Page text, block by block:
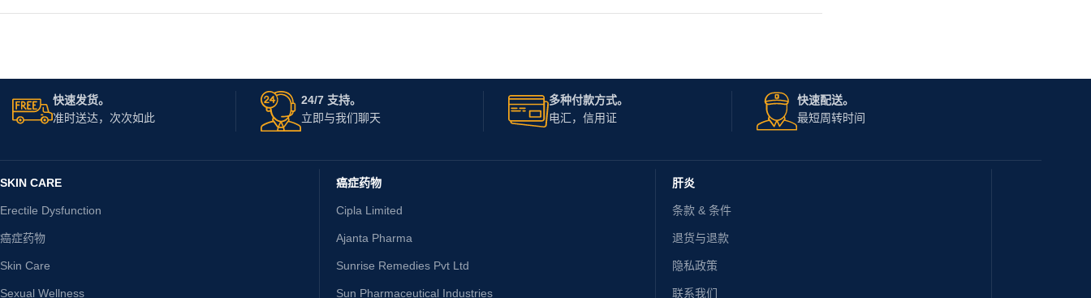
快速发货。
准时送达，次次如此
24/7 支持。
立即与我们聊天
多种付款方式。
电汇，信用证
快速配送。
最短周转时间
SKIN CARE
Erectile Dysfunction
癌症药物
Skin Care
Sexual Wellness
癌症药物
Cipla Limited
Ajanta Pharma
Sunrise Remedies Pvt Ltd
Sun Pharmaceutical Industries
肝炎
条款 & 条件
退货与退款
隐私政策
联系我们